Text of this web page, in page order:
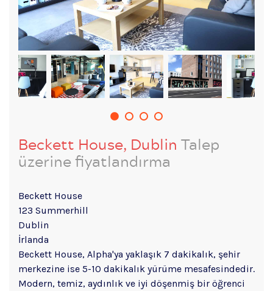
Beckett House, Dublin Talep
üzerine fiyatlandırma
Beckett House
123 Summerhill
Dublin
İrlanda
Beckett House, Alpha'ya yaklaşık 7 dakikalık, şehir
merkezine ise 5-10 dakikalık yürüme mesafesindedir.
Modern, temiz, aydınlık ve iyi döşenmiş bir öğrenci